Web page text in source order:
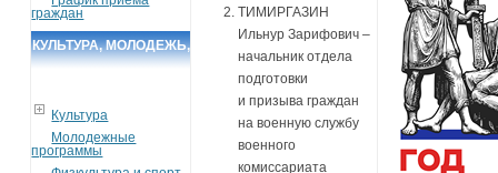
граждан
КУЛЬТУРА, МОЛОДЕЖЬ,
Культура
Молодежные
программы
ТИМИРГАЗИН
Ильнур Зарифович –
начальник отдела
подготовки
и призыва граждан
на военную службу
военного
комиссариата